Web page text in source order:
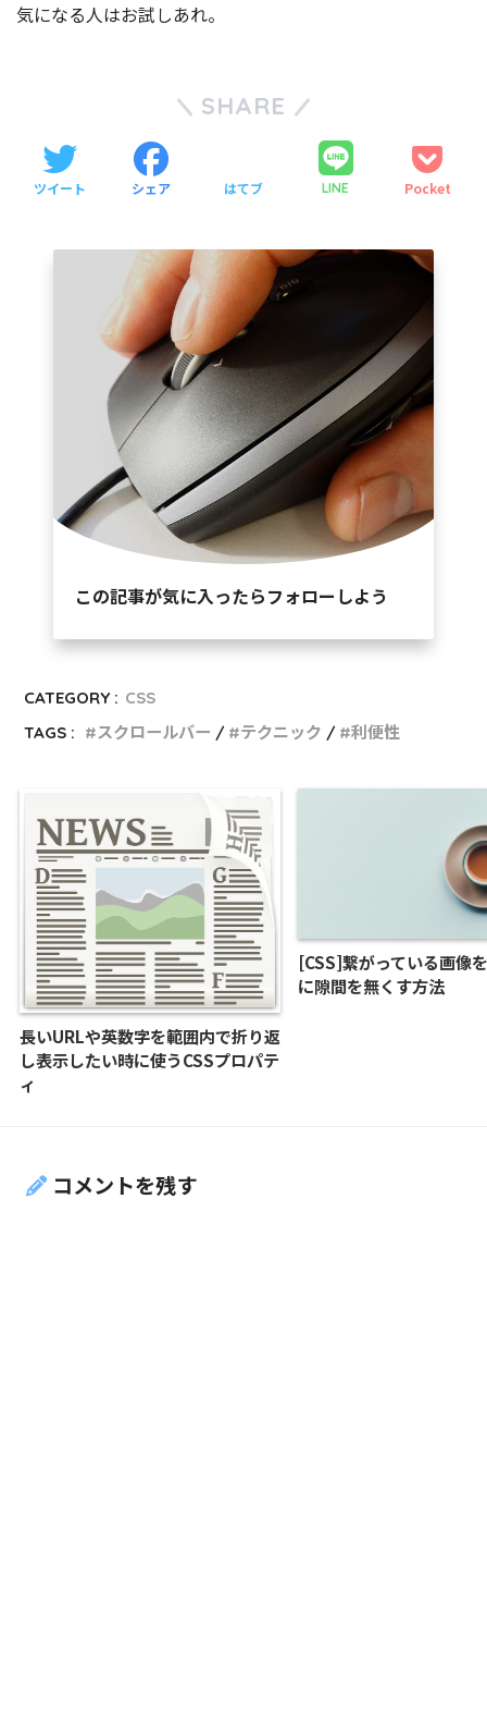
気になる人はお試しあれ。
SHARE
ツイート シェア はてブ LINE Pocket
この記事が気に入ったらフォローしよう
CATEGORY : CSS
TAGS :
スクロールバー テクニック 利便性
長いURLや英数字を範囲内で折り返
し表示したい時に使うCSSプロパテ
ィ
[CSS]繋がっている画像
に隙間を無くす方法
コメントを残す